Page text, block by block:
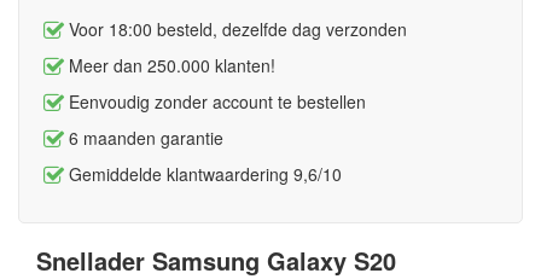
Voor 18:00 besteld, dezelfde dag verzonden
Meer dan 250.000 klanten!
Eenvoudig zonder account te bestellen
6 maanden garantie
Gemiddelde klantwaardering 9,6/10
Snellader Samsung Galaxy S20